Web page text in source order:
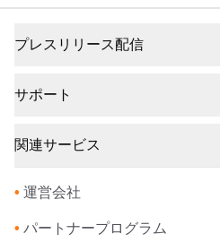
プレスリリース配信
サポート
関連サービス
• 運営会社
• パートナープログラム